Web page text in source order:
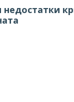
недостатки